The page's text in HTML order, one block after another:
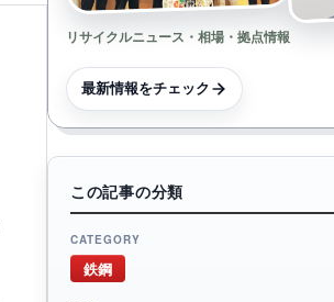
リサイクルニュース・相場・拠点情報
最新情報をチェック
この記事の分類
CATEGORY
鉄鋼